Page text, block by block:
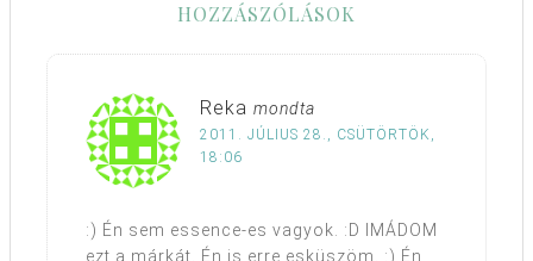
HOZZÁSZÓLÁSOK
Reka mondta
2011. JÚLIUS 28., CSÜTÖRTÖK,
18:06
:) Én sem essence-es vagyok. :D IMÁDOM
ezt a márkát. Én is erre esküszöm. :) Én